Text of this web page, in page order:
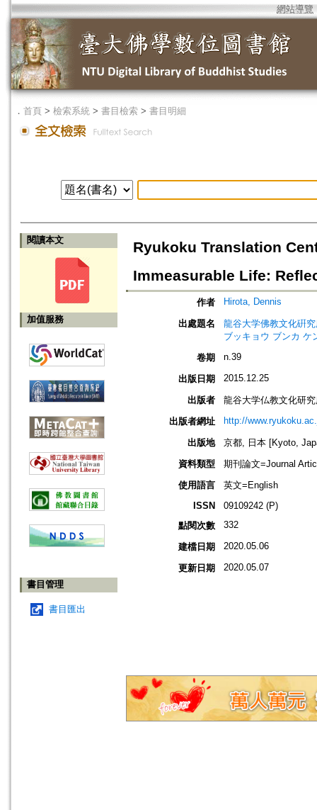
網站導覽
． 首頁 > 檢索系統 > 書目檢索 > 書目明細
閱讀本文
加值服務
書目管理
書目匯出
Ryukoku Translation
Immeasurable Life:
作者 Hirota, Dennis
出處題名
龍谷大学佛教文化硏
ブッキョウ ブンカ ケ
卷期
n.39
出版日期 2015.12.25
出版者
龍谷大学仏教文化研
出版者網址
http://
出版地
京都, 日本 [Kyoto,
資料類型
期刊論文=Journal
使用語言
英文=English
ISSN
09109242 (P)
點閱次數
332
建檔日期 2020.05.06
更新日期 2020.05.07